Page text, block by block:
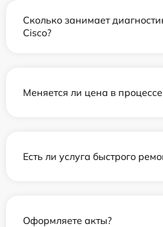
Сколько занимает
Cisco?
Меняется ли цена в
Есть ли услуга быстрого
Оформляете акты?